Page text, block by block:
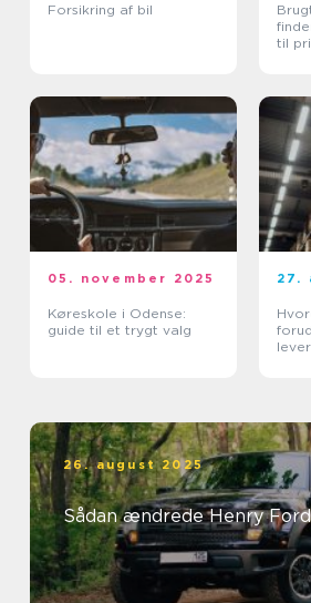
Forsikring af bil
Brugt
til
05. november 2025
Køreskole i Odense:
guide til et trygt valg
27.
26. august 2025
Sådan ændrede Henry